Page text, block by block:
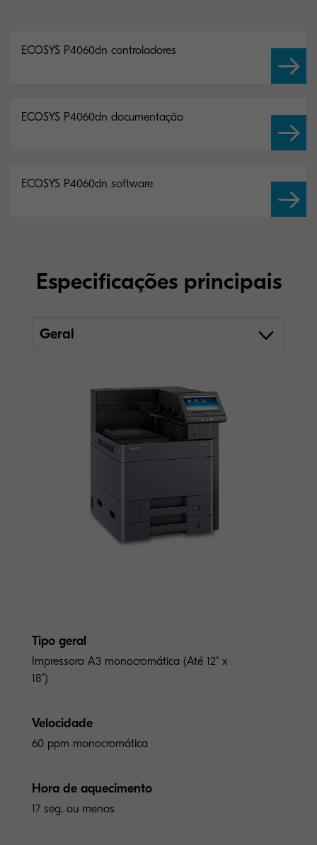
ECOSYS P4060dn controladores
ECOSYS P4060dn documentação
ECOSYS P4060dn software
Especificações principais
Geral
Tipo geral
Impressora A3 monocromática (Até 12" x
18")
Velocidade
60 ppm monocromática
Hora de aquecimento
17 seg. ou menos